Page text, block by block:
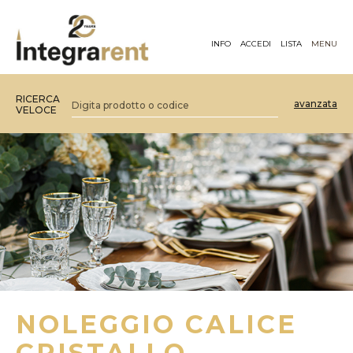
INFO ACCEDI LISTA MENU
RICERCA
VELOCE
avanzata
NOLEGGIO CALICE